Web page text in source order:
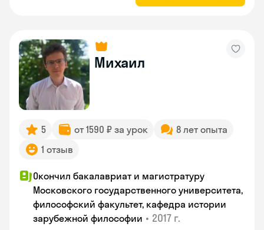
Михаил
5 от 1590 ₽ за урок
8 лет опыта
1 отзыв
Окончил бакалавриат и магистратуру
Московского государственного университета,
философский факультет, кафедра истории
зарубежной философии • 2017 г.